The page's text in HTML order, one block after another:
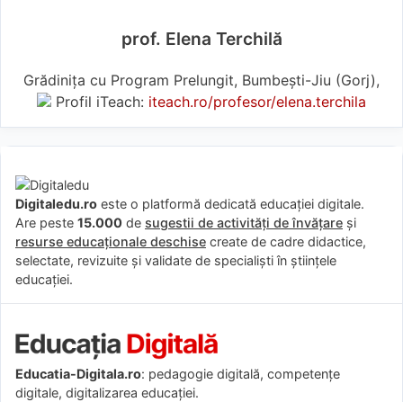
prof. Elena Terchilă
Grădinița cu Program Prelungit, Bumbești-Jiu (Gorj),
Profil iTeach: iteach.ro/profesor/elena.terchila
Digitaledu.ro este o platformă dedicată educației digitale.
Are peste 15.000 de sugestii de activități de învățare și
resurse educaționale deschise create de cadre didactice,
selectate, revizuite și validate de specialiști în științele
educației.
Educatia-Digitala.ro: pedagogie digitală, competențe
digitale, digitalizarea educației.